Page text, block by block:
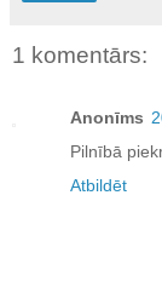
1 komentārs:
Anonīms
Pilnībā
Atbildēt